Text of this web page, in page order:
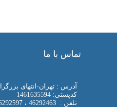
تماس با ما
آدرس : تهران-انتهای بزرگراه
کدپستی: 1461635594
تلفن : 46292463 ، 46292597 ، 46292480 ، 44379533 ، 44379556 21 ( 98+)